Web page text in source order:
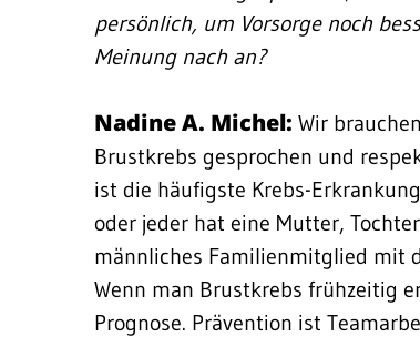
persönlich, um Vorsorge noch
Meinung nach an?
Nadine A. Michel: Wir
Brustkrebs gesprochen und
ist die häufigste Krebs-
oder jeder hat eine Mutter,
männliches Familienmitglied mit
Wenn man Brustkrebs frühzeitig
Prognose. Prävention ist